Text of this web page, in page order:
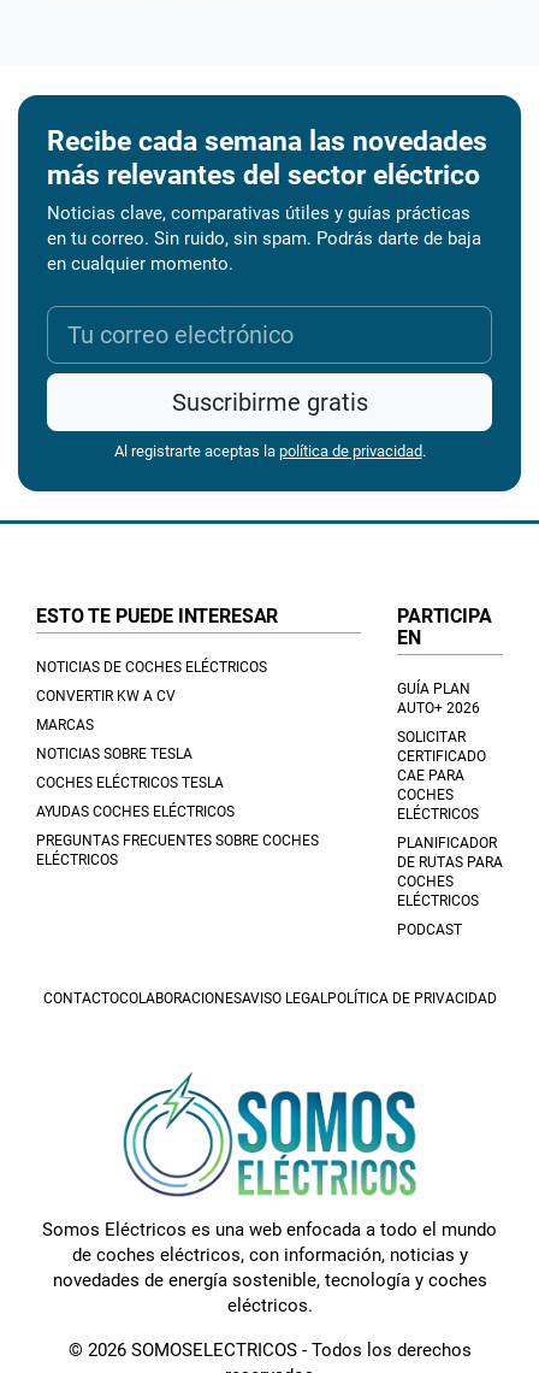
Recibe cada semana las novedades
más relevantes del sector eléctrico
Noticias clave, comparativas útiles y guías prácticas
en tu correo. Sin ruido, sin spam. Podrás darte de baja
en cualquier momento.
Suscribirme gratis
Al registrarte aceptas la política de privacidad.
ESTO TE PUEDE INTERESAR
NOTICIAS DE COCHES ELÉCTRICOS
CONVERTIR KW A CV
MARCAS
NOTICIAS SOBRE TESLA
COCHES ELÉCTRICOS TESLA
AYUDAS COCHES ELÉCTRICOS
PREGUNTAS FRECUENTES SOBRE COCHES
ELÉCTRICOS
PARTICIPA
EN
GUÍA PLAN
AUTO+ 2026
SOLICITAR
CERTIFICADO
CAE PARA
COCHES
ELÉCTRICOS
PLANIFICADOR
DE RUTAS PARA
COCHES
ELÉCTRICOS
PODCAST
CONTACTOCOLABORACIONESAVISO LEGALPOLÍTICA DE PRIVACIDAD
Somos Eléctricos es una web enfocada a todo el mundo
de coches eléctricos, con información, noticias y
novedades de energía sostenible, tecnología y coches
eléctricos.
© 2026 SOMOSELECTRICOS - Todos los derechos